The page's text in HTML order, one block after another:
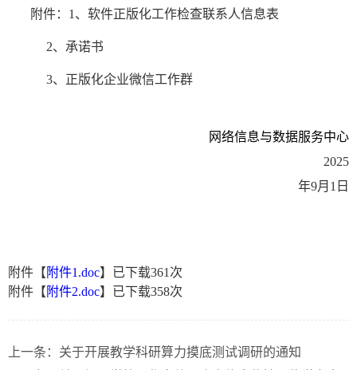
附件： 1、软件正版化工作检查联系人信息表
2、 承诺书
3、 正版化企业微信工作群
网络信息与数据服务中心
2025
年9月1日
附件【 附件1.doc】已下载361 次
附件【 附件2.doc】已下载358次
上一条： 关于开展教学科研算力摸底测试调研的通知